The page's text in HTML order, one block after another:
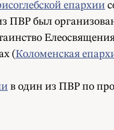
епархии
ПВР был
(Коломенская
в один из ПВР по